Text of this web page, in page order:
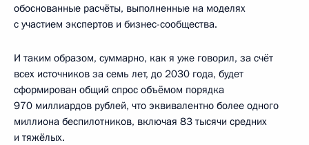
обоснованные расчёты, выполненные на моделях
с участием экспертов и бизнес-сообщества.
И таким образом, суммарно, как я уже говорил, за счёт
всех источников за семь лет, до 2030 года, будет
сформирован общий спрос объёмом порядка
970 миллиардов рублей, что эквивалентно более одного
миллиона беспилотников, включая 83 тысячи средних
и тяжёлых.